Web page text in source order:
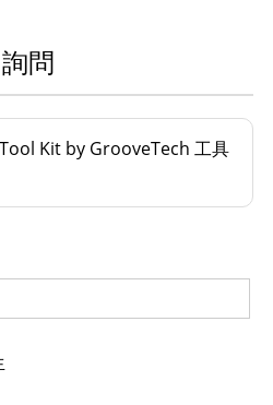
詢問
Kit by GrooveTech 工具